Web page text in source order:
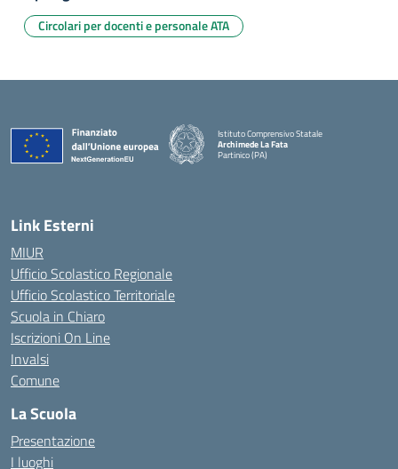
Circolari per docenti e personale ATA
Istituto Comprensivo Statale
Archimede La Fata
Partinico (PA)
Link Esterni
MIUR
Ufficio Scolastico Regionale
Ufficio Scolastico Territoriale
Scuola in Chiaro
Iscrizioni On Line
Invalsi
Comune
La Scuola
Presentazione
I luoghi